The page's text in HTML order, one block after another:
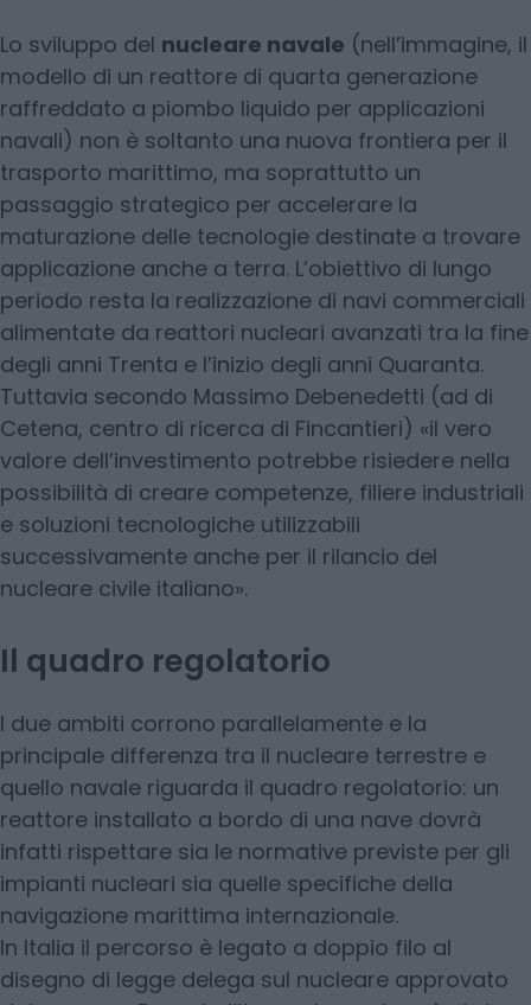
Lo sviluppo del nucleare navale (nell’immagine, il
modello di un reattore di quarta generazione
raffreddato a piombo liquido per applicazioni
navali) non è soltanto una nuova frontiera per il
trasporto marittimo, ma soprattutto un
passaggio strategico per accelerare la
maturazione delle tecnologie destinate a trovare
applicazione anche a terra. L’obiettivo di lungo
periodo resta la realizzazione di navi commerciali
alimentate da reattori nucleari avanzati tra la fine
degli anni Trenta e l’inizio degli anni Quaranta.
Tuttavia secondo Massimo Debenedetti (ad di
Cetena, centro di ricerca di Fincantieri) «il vero
valore dell’investimento potrebbe risiedere nella
possibilità di creare competenze, filiere industriali
e soluzioni tecnologiche utilizzabili
successivamente anche per il rilancio del
nucleare civile italiano».
Il quadro regolatorio
I due ambiti corrono parallelamente e la
principale differenza tra il nucleare terrestre e
quello navale riguarda il quadro regolatorio: un
reattore installato a bordo di una nave dovrà
infatti rispettare sia le normative previste per gli
impianti nucleari sia quelle specifiche della
navigazione marittima internazionale.
In Italia il percorso è legato a doppio filo al
disegno di legge delega sul nucleare approvato